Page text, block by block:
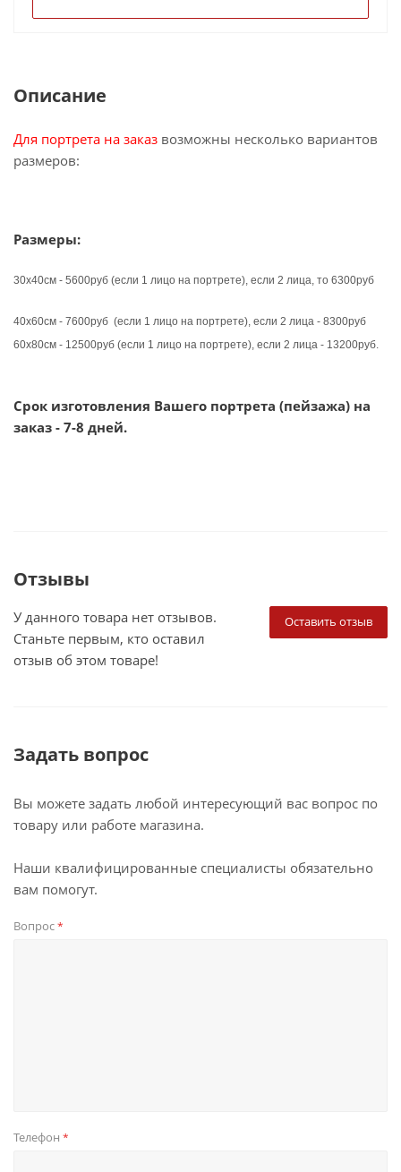
Описание
Для портрета на заказ возможны несколько вариантов
размеров:
Размеры:
30х40см - 5600руб (если 1 лицо на портрете), если 2 лица, то 6300руб
40х60см - 7600руб (если 1 лицо на портрете), если 2 лица - 8300руб
60х80см - 12500руб (если 1 лицо на портрете), если 2 лица - 13200руб.
Срок изготовления Вашего портрета (пейзажа) на
заказ - 7-8 дней.
Отзывы
Оставить отзыв
У данного товара нет отзывов.
Станьте первым, кто оставил
отзыв об этом товаре!
Задать вопрос
Вы можете задать любой интересующий вас вопрос по
товару или работе магазина.
Наши квалифицированные специалисты обязательно
вам помогут.
Вопрос*
Телефон *